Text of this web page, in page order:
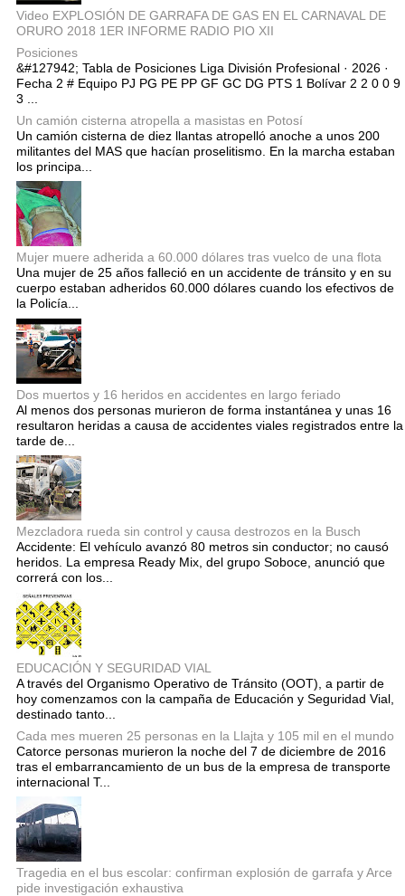
Video EXPLOSIÓN DE GARRAFA DE GAS EN EL CARNAVAL DE
ORURO 2018 1ER INFORME RADIO PIO XII
Posiciones
&#127942; Tabla de Posiciones Liga División Profesional · 2026 ·
Fecha 2 # Equipo PJ PG PE PP GF GC DG PTS 1 Bolívar 2 2 0 0 9
3 ...
Un camión cisterna atropella a masistas en Potosí
Un camión cisterna de diez llantas atropelló anoche a unos 200
militantes del MAS que hacían proselitismo. En la marcha estaban
los principa...
Mujer muere adherida a 60.000 dólares tras vuelco de una flota
Una mujer de 25 años falleció en un accidente de tránsito y en su
cuerpo estaban adheridos 60.000 dólares cuando los efectivos de
la Policía...
Dos muertos y 16 heridos en accidentes en largo feriado
Al menos dos personas murieron de forma instantánea y unas 16
resultaron heridas a causa de accidentes viales registrados entre la
tarde de...
Mezcladora rueda sin control y causa destrozos en la Busch
Accidente: El vehículo avanzó 80 metros sin conductor; no causó
heridos. La empresa Ready Mix, del grupo Soboce, anunció que
correrá con los...
EDUCACIÓN Y SEGURIDAD VIAL
A través del Organismo Operativo de Tránsito (OOT), a partir de
hoy comenzamos con la campaña de Educación y Seguridad Vial,
destinado tanto...
Cada mes mueren 25 personas en la Llajta y 105 mil en el mundo
Catorce personas murieron la noche del 7 de diciembre de 2016
tras el embarrancamiento de un bus de la empresa de transporte
internacional T...
Tragedia en el bus escolar: confirman explosión de garrafa y Arce
pide investigación exhaustiva